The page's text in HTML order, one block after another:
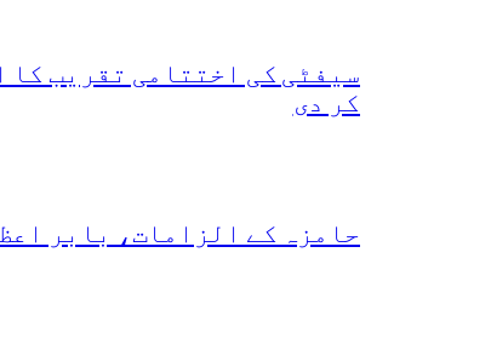
سیفٹی کی اختتامی تقریب کا
کر دی
حامزہ کے الزامات، بابر